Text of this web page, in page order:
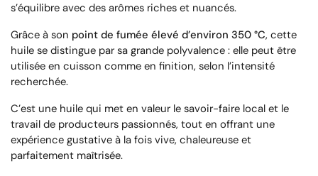
s’équilibre avec des arômes riches et nuancés.
Grâce à son point de fumée élevé d’environ 350 °C, cette
huile se distingue par sa grande polyvalence : elle peut être
utilisée en cuisson comme en finition, selon l’intensité
recherchée.
C’est une huile qui met en valeur le savoir-faire local et le
travail de producteurs passionnés, tout en offrant une
expérience gustative à la fois vive, chaleureuse et
parfaitement maîtrisée.